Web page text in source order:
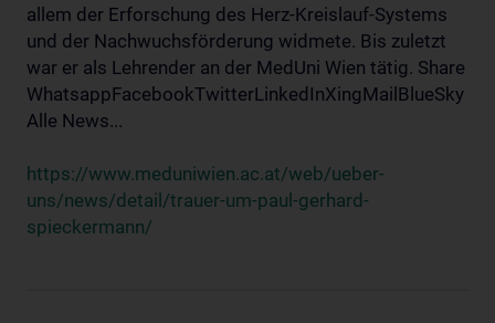
allem der Erforschung des Herz-Kreislauf-Systems
und der Nachwuchsförderung widmete. Bis zuletzt
war er als Lehrender an der MedUni Wien tätig. Share
WhatsappFacebookTwitterLinkedInXingMailBlueSky
Alle News...
https://www.meduniwien.ac.at/web/ueber-
uns/news/detail/trauer-um-paul-gerhard-
spieckermann/